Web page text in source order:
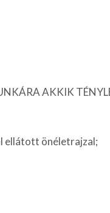
AKKIK
ellátott önéletrajzal;